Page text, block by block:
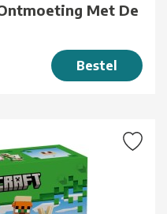
Met De
Bestel